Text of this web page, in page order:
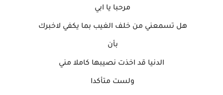
مرحبا يا ابي
هل تسمعني من خلف الغيب بما يكفي لاخبرك
بأن
الدنيا قد اخذت نصيبها كاملا مني
ولست متأكدا